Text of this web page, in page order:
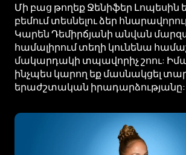
Մի բաց թողեք Ջենիֆեր Լոպեսին
բեմում տեսնելու ձեր
Կարեն Դեմիրճյանի անվան
համալիրում տեղի կունենա
մակարդակի տպավորիչ շոու:
ինչպես կարող եք մասնակցել
երաժշտական ​​իրադարձությանը: